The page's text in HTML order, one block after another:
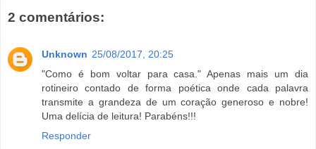
2 comentários:
Unknown 25/08/2017, 20:25
"Como é bom voltar para casa." Apenas mais um dia
rotineiro contado de forma poética onde cada palavra
transmite a grandeza de um coração generoso e nobre!
Uma delícia de leitura! Parabéns!!!
Responder